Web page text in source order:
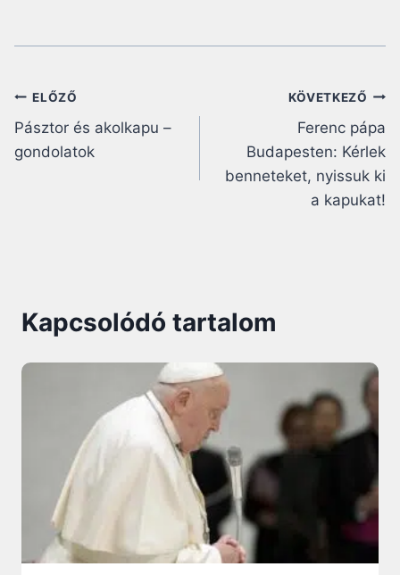
Bejegyzés
navigáció
ELŐZŐ
Pásztor és akolkapu –
gondolatok
KÖVETKEZŐ
Ferenc pápa
Budapesten: Kérlek
benneteket, nyissuk ki
a kapukat!
Kapcsolódó tartalom